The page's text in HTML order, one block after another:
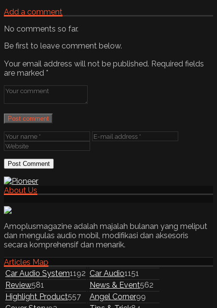
Add a comment
No comments so far.
Be first to leave comment below.
Your email address will not be published. Required fields
are marked *
Post comment
About Us
Amoplusmagazine adalah majalah bulanan yang meliput
dan mengulas audio mobil, modifikasi dan aksesoris
secara komprehensif dan menarik.
Articles Map
Car Audio System1192 Car Audio1151
Review581 News & Event562
Highlight Product557 Angel Corner99